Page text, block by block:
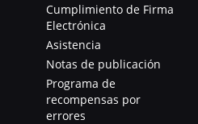
Cumplimiento de Firma
Electrónica
Asistencia
Notas de publicación
Programa de
recompensas por
errores